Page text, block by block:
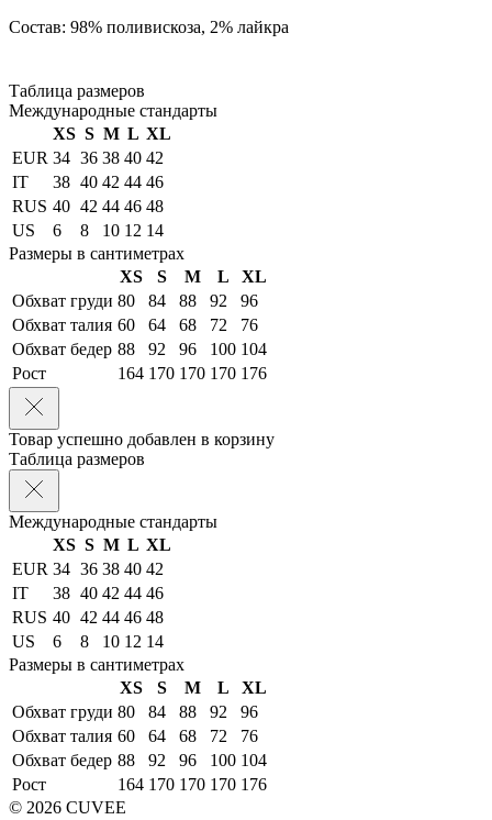
Состав: 98% поливискоза, 2% лайкра
Таблица размеров
Международные стандарты
XS S M L XL
EUR 34 36 38 40 42
IT
38 40 42 44 46
RUS 40 42 44 46 48
US
6 8 10 12 14
Размеры в сантиметрах
XS
S M L
XL
Обхват груди 80 84 88 92
96
Обхват талия 60 64 68 72
76
Обхват бедер 88 92 96 100 104
Рост
164 170 170 170 176
Товар успешно добавлен в корзину
Таблица размеров
Международные стандарты
XS S M L XL
EUR 34 36 38 40 42
IT
38 40 42 44 46
RUS 40 42 44 46 48
US
6 8 10 12 14
Размеры в сантиметрах
XS
S M L
XL
Обхват груди 80 84 88 92
96
Обхват талия 60 64 68 72
76
Обхват бедер 88 92 96 100 104
Рост
164 170 170 170 176
© 2026 CUVEE